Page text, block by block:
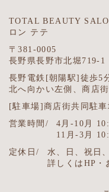
TOTAL BEAUTY
ロン テテ
〒381-0005
長野県長野市北堀719-1
長野電鉄[朝陽駅]徒歩5
北へ向かい左側、商店
[駐車場]商店街共同駐車
営業時間/
4月-10月
11月-3月
定休日/
水、日、祝日
詳しくはHP・